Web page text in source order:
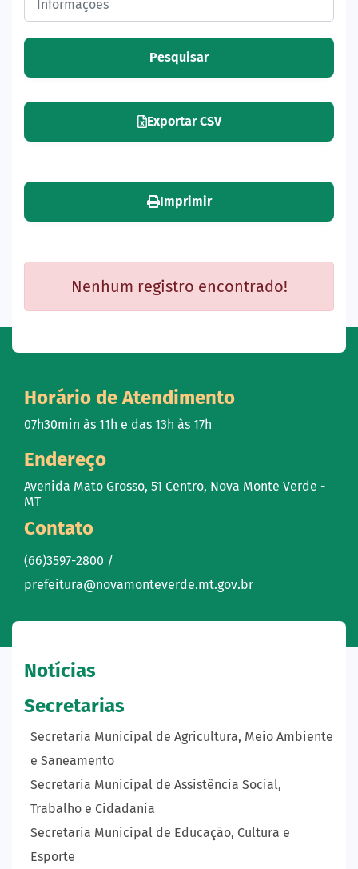
Pesquisar
Exportar CSV
Imprimir
Nenhum registro encontrado!
Horário de Atendimento
07h30min às 11h e das 13h às 17h
Endereço
Avenida Mato Grosso, 51 Centro, Nova Monte Verde -
MT
Contato
(66)3597-2800 /
prefeitura@novamonteverde.mt.gov.br
Notícias
Secretarias
Secretaria Municipal de Agricultura, Meio Ambiente
e Saneamento
Secretaria Municipal de Assistência Social,
Trabalho e Cidadania
Secretaria Municipal de Educação, Cultura e
Esporte